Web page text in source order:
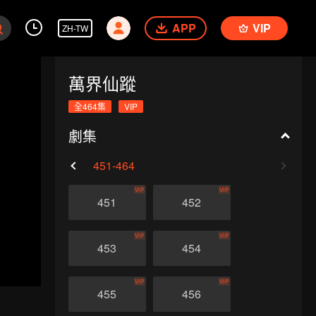
ZH-TW APP VIP
萬界仙蹤
全464集 VIP
劇集
451-464
451
VIP
452
VIP
453
VIP
454
VIP
455
VIP
456
VIP